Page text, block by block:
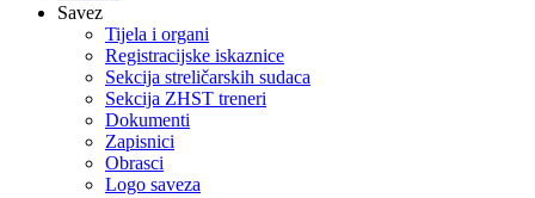
Savez
Tijela i organi
Registracijske iskaznice
Sekcija streličarskih sudaca
Sekcija ZHST treneri
Dokumenti
Zapisnici
Obrasci
Logo saveza